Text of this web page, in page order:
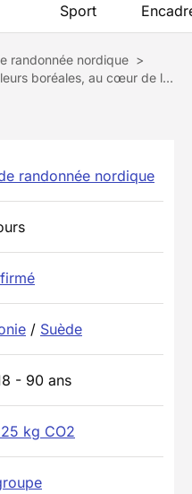
Sport
randonnée nordique >
Itinérance ski-pulka sous les couleurs boréales, au cœur de la Laponie
randonnée nordique
/ Suède
- 90 ans
kg CO2